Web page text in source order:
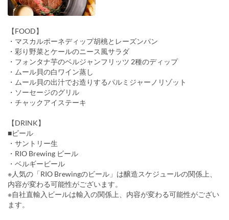
【FOOD】
・マスカルポーネディップ胡桃とレーズンパン
・彩り野菜とケールのニース風サラダ
・フォンタナ芋のベルジャンフリッツ 2種のディップ
・ムール貝の白ワイン蒸し
・ムール貝の出汁でお造りするパルミジャーノリゾット
・ソーセージのグリル
・チャックアイステーキ
【DRINK】
■ビール
・サントリー生
・RIO Brewing ビール
・ベルギービール
※人気の「RIO Brewingのビール」は醸造スケジュールの関係上、
内容が変わる可能性がございます。
※自社直輸入ビールは輸入の関係上、内容が変わる可能性がござい
ます。